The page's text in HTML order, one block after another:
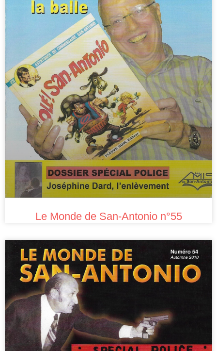
Le Monde de San-Antonio n°55